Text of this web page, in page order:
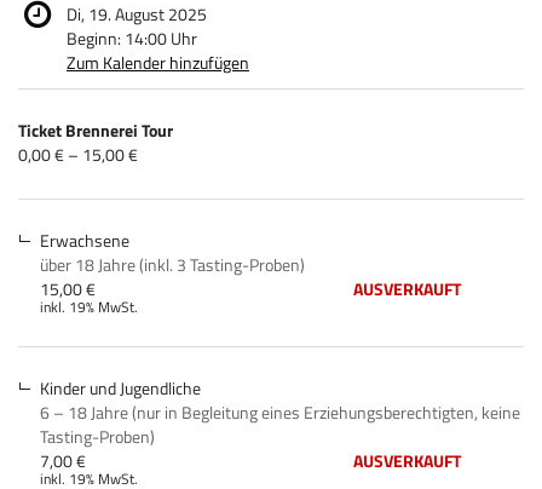
Di, 19. August 2025
Beginn: 14:00Uhr
Zum Kalender hinzufügen
Produkte
Unkategorisierte
Produkte
Ticket Brennerei Tour
von
bis
0,00 € – 15,00 €
Erwachsene
über 18 Jahre (inkl. 3 Tasting-Proben)
15,00 €
inkl. 19% MwSt.
AUSVERKAUFT
Kinder und Jugendliche
6 – 18 Jahre (nur in Begleitung eines Erziehungsberechtigten, keine
Tasting-Proben)
7,00 €
inkl. 19% MwSt.
AUSVERKAUFT